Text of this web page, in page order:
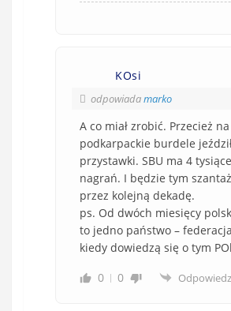
KOsi
odpowiadamarko
A co miał zrobić. Przecież na
podkarpackie burdele jeździł
przystawki. SBU ma 4
nagrań. I będzie tym
przez kolejną dekadę.
ps. Od dwóch miesięcy
to jedno państwo –
kiedy dowiedzą się o tym
0
0 Odpowiedz